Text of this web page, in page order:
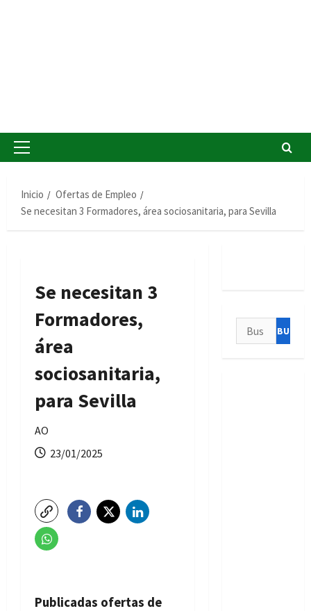
Menú
Inicio
Ofertas de Empleo
Se necesitan 3 Formadores, área sociosanitaria, para Sevilla
Se necesitan 3
Formadores,
área
sociosanitaria,
para Sevilla
AO
23/01/2025
Publicadas ofertas de
Buscar: